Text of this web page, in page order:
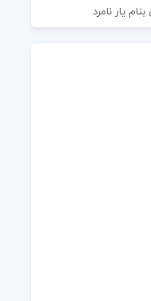
یار نامرد